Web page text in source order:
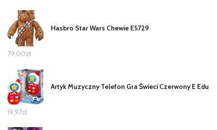
Hasbro Star Wars Chewie E5729
79,00zł
Artyk Muzyczny Telefon Gra Świeci Czerwony E Edu
19,97zł